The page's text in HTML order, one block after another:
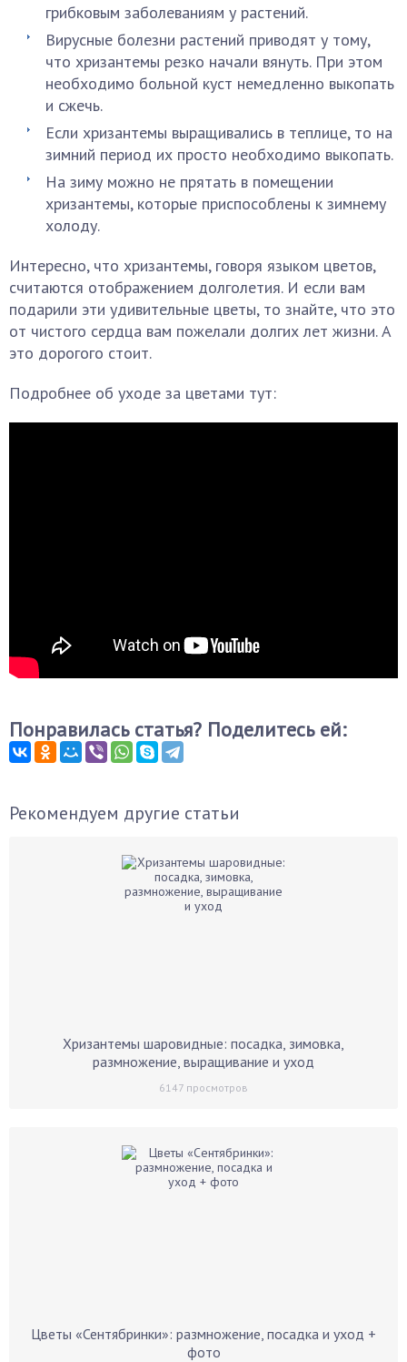
грибковым заболеваниям у растений.
Вирусные болезни растений приводят у тому,
что хризантемы резко начали вянуть. При этом
необходимо больной куст немедленно выкопать
и сжечь.
Если хризантемы выращивались в теплице, то на
зимний период их просто необходимо выкопать.
На зиму можно не прятать в помещении
хризантемы, которые приспособлены к зимнему
холоду.
Интересно, что хризантемы, говоря языком цветов,
считаются отображением долголетия. И если вам
подарили эти удивительные цветы, то знайте, что это
от чистого сердца вам пожелали долгих лет жизни. А
это дорогого стоит.
Подробнее об уходе за цветами тут:
Понравилась статья? Поделитесь ей:
Рекомендуем другие статьи
Хризантемы шаровидные: посадка, зимовка,
размножение, выращивание и уход
6147 просмотров
Цветы «Сентябринки»: размножение, посадка и уход +
фото